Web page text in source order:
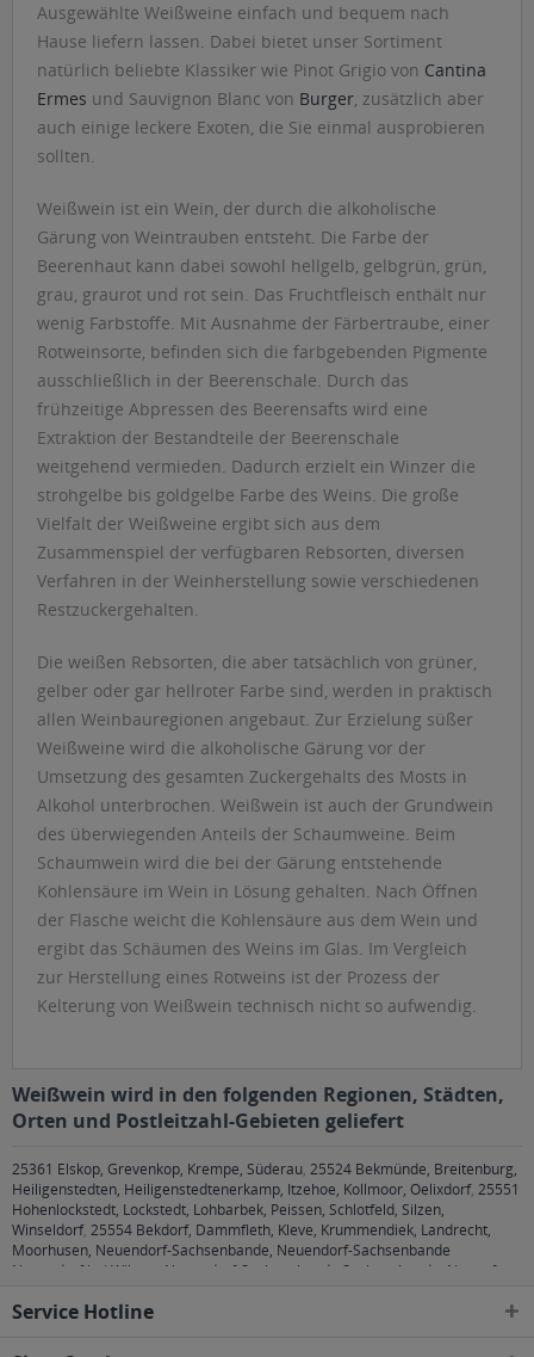
Ausgewählte Weißweine einfach und bequem nach
Hause liefern lassen. Dabei bietet unser Sortiment
natürlich beliebte Klassiker wie Pinot Grigio von Cantina
Ermes und Sauvignon Blanc von Burger, zusätzlich aber
auch einige leckere Exoten, die Sie einmal ausprobieren
sollten.
Weißwein ist ein Wein, der durch die alkoholische
Gärung von Weintrauben entsteht. Die Farbe der
Beerenhaut kann dabei sowohl hellgelb, gelbgrün, grün,
grau, graurot und rot sein. Das Fruchtfleisch enthält nur
wenig Farbstoffe. Mit Ausnahme der Färbertraube, einer
Rotweinsorte, befinden sich die farbgebenden Pigmente
ausschließlich in der Beerenschale. Durch das
frühzeitige Abpressen des Beerensafts wird eine
Extraktion der Bestandteile der Beerenschale
weitgehend vermieden. Dadurch erzielt ein Winzer die
strohgelbe bis goldgelbe Farbe des Weins. Die große
Vielfalt der Weißweine ergibt sich aus dem
Zusammenspiel der verfügbaren Rebsorten, diversen
Verfahren in der Weinherstellung sowie verschiedenen
Restzuckergehalten.
Die weißen Rebsorten, die aber tatsächlich von grüner,
gelber oder gar hellroter Farbe sind, werden in praktisch
allen Weinbauregionen angebaut. Zur Erzielung süßer
Weißweine wird die alkoholische Gärung vor der
Umsetzung des gesamten Zuckergehalts des Mosts in
Alkohol unterbrochen. Weißwein ist auch der Grundwein
des überwiegenden Anteils der Schaumweine. Beim
Schaumwein wird die bei der Gärung entstehende
Kohlensäure im Wein in Lösung gehalten. Nach Öffnen
der Flasche weicht die Kohlensäure aus dem Wein und
ergibt das Schäumen des Weins im Glas. Im Vergleich
zur Herstellung eines Rotweins ist der Prozess der
Kelterung von Weißwein technisch nicht so aufwendig.
Weißwein wird in den folgenden Regionen, Städten,
Orten und Postleitzahl-Gebieten geliefert
25361 Elskop, Grevenkop, Krempe, Süderau, 25524 Bekmünde, Breitenburg,
Heiligenstedten, Heiligenstedtenerkamp, Itzehoe, Kollmoor, Oelixdorf, 25551
Hohenlockstedt, Lockstedt, Lohbarbek, Peissen, Schlotfeld, Silzen,
Winseldorf, 25554 Bekdorf, Dammfleth, Kleve, Krummendiek, Landrecht,
Moorhusen, Neuendorf-Sachsenbande, Neuendorf-Sachsenbande
Neuendorf bei Wilster, Neuendorf-Sachsenbande Sachsenbande, Nortorf,
Kaisborstel, Oldenborstel, Pöschendorf, Puls, Schenefeld, Siezbüttel,
25582 Drage, Hohenaspe, Kaaks, Looft
Service Hotline